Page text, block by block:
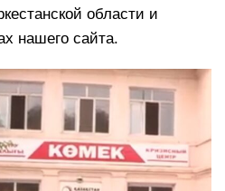
области и
нашего сайта.